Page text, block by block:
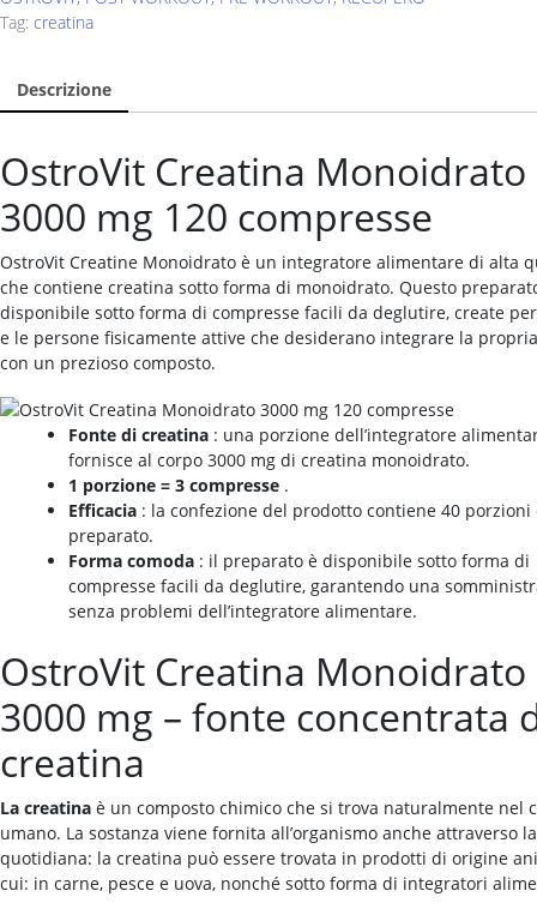
Tag: creatina
Descrizione
OstroVit Creatina Monoidrato
3000 mg 120 compresse
OstroVit Creatine Monoidrato è un integratore alimentare di alta
che contiene creatina sotto forma di monoidrato. Questo
disponibile sotto forma di compresse facili da deglutire, create
e le persone fisicamente attive che desiderano integrare la
con un prezioso composto.
Fonte di creatina : una porzione dell’integratore
fornisce al corpo 3000 mg di creatina monoidrato.
1 porzione = 3 compresse .
Efficacia : la confezione del prodotto contiene 40 porzioni
preparato.
Forma comoda : il preparato è disponibile sotto forma di
compresse facili da deglutire, garantendo una
senza problemi dell’integratore alimentare.
OstroVit Creatina Monoidrato
3000 mg – fonte concentrata
creatina
La creatina è un composto chimico che si trova naturalmente nel
umano. La sostanza viene fornita all’organismo anche attraverso
quotidiana: la creatina può essere trovata in prodotti di origine
cui: in carne, pesce e uova, nonché sotto forma di integratori